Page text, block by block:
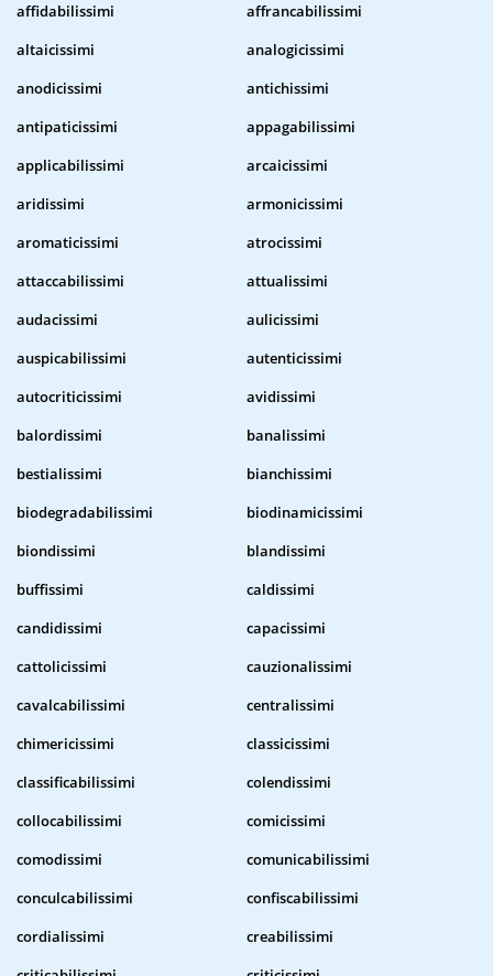
affidabilissimi
affrancabilissimi
altaicissimi
analogicissimi
anodicissimi
antichissimi
antipaticissimi
appagabilissimi
applicabilissimi
arcaicissimi
aridissimi
armonicissimi
aromaticissimi
atrocissimi
attaccabilissimi
attualissimi
audacissimi
aulicissimi
auspicabilissimi
autenticissimi
autocriticissimi
avidissimi
balordissimi
banalissimi
bestialissimi
bianchissimi
biodegradabilissimi
biodinamicissimi
biondissimi
blandissimi
buffissimi
caldissimi
candidissimi
capacissimi
cattolicissimi
cauzionalissimi
cavalcabilissimi
centralissimi
chimericissimi
classicissimi
classificabilissimi
colendissimi
collocabilissimi
comicissimi
comodissimi
comunicabilissimi
conculcabilissimi
confiscabilissimi
cordialissimi
creabilissimi